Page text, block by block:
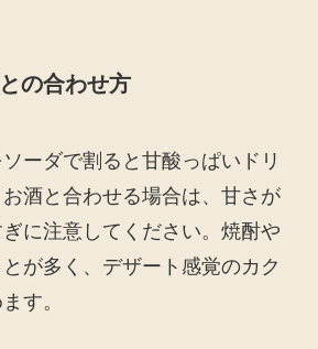
の合わせ方
ーダで割ると甘酸っぱいドリ
酒と合わせる場合は、甘さが
に注意してください。焼酎や
が多く、デザート感覚のカク
す。